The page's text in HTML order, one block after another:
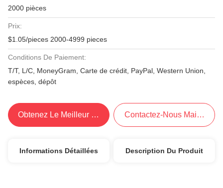
2000 pièces
Prix:
$1.05/pieces 2000-4999 pieces
Conditions De Paiement:
T/T, L/C, MoneyGram, Carte de crédit, PayPal, Western Union,
espèces, dépôt
Obtenez Le Meilleur Prix Contactez-Nous Maintenant
Informations Détaillées Description Du Produit